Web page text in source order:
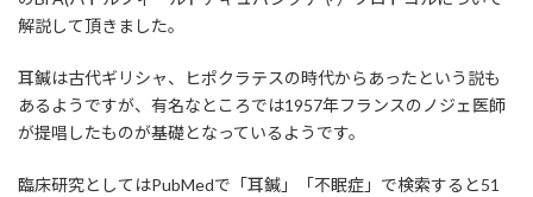
解説して頂きました。
耳鍼は古代ギリシャ、ヒポクラテスの時代からあったという説も
あるようですが、有名なところでは1957年フランスのノジェ医師
が提唱したものが基礎となっているようです。
臨床研究としてはPubMedで「耳鍼」「不眠症」で検索すると51